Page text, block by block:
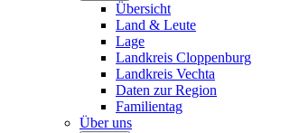
Übersicht
Land & Leute
Lage
Landkreis Cloppenburg
Landkreis Vechta
Daten zur Region
Familientag
Über uns